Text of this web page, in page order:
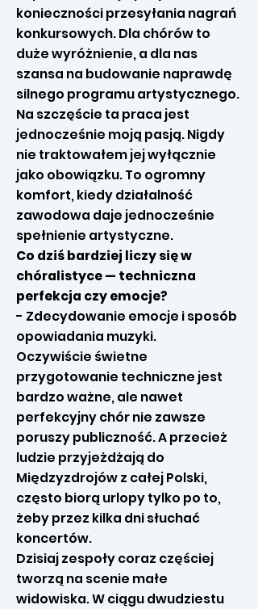
konieczności przesyłania nagrań
konkursowych. Dla chórów to
duże wyróżnienie, a dla nas
szansa na budowanie naprawdę
silnego programu artystycznego.
Na szczęście ta praca jest
jednocześnie moją pasją. Nigdy
nie traktowałem jej wyłącznie
jako obowiązku. To ogromny
komfort, kiedy działalność
zawodowa daje jednocześnie
spełnienie artystyczne.
Co dziś bardziej liczy się w
chóralistyce — techniczna
perfekcja czy emocje?
- Zdecydowanie emocje i sposób
opowiadania muzyki.
Oczywiście świetne
przygotowanie techniczne jest
bardzo ważne, ale nawet
perfekcyjny chór nie zawsze
poruszy publiczność. A przecież
ludzie przyjeżdżają do
Międzyzdrojów z całej Polski,
często biorą urlopy tylko po to,
żeby przez kilka dni słuchać
koncertów.
Dzisiaj zespoły coraz częściej
tworzą na scenie małe
widowiska. W ciągu dwudziestu